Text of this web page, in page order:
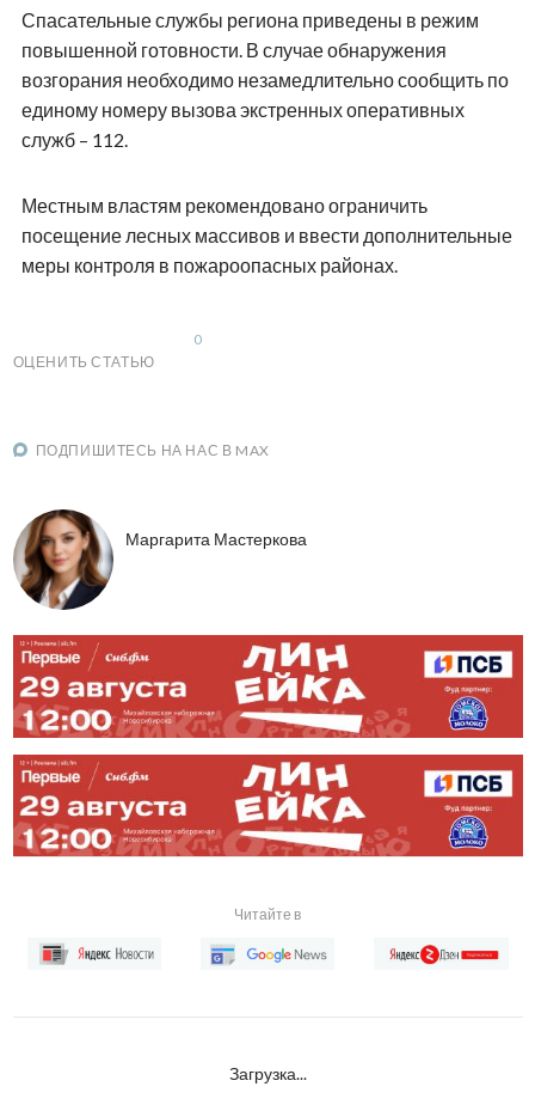
Спасательные службы региона приведены в режим
повышенной готовности. В случае обнаружения
возгорания необходимо незамедлительно сообщить по
единому номеру вызова экстренных оперативных
служб – 112.
Местным властям рекомендовано ограничить
посещение лесных массивов и ввести дополнительные
меры контроля в пожароопасных районах.
ОЦЕНИТЬ СТАТЬЮ
0
ПОДПИШИТЕСЬ НА НАС В MAX
Маргарита Мастеркова
Читайте в
Загрузка...